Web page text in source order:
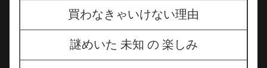
買わなきゃいけない理由
謎めいた 未知 の 楽しみ